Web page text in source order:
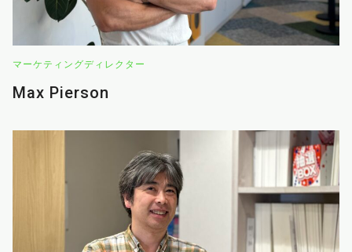
マーケティングディレクター
Max Pierson